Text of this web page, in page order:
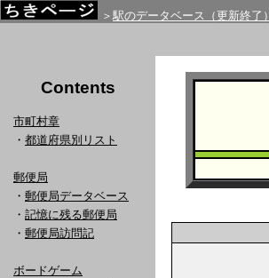
＞ 駅のデータベース（更新終了）
Contents
市町村章
・ 都道府県別リスト
郵便局
・ 郵便局データベース
・ 記憶に残る郵便局
・ 郵便局訪問記
ボードゲーム